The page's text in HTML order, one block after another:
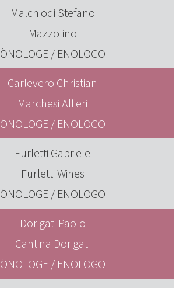
Malchiodi Stefano
Mazzolino
ÖNOLOGE / ENOLOGO
Carlevero Christian
Marchesi Alfieri
ÖNOLOGE / ENOLOGO
Furletti Gabriele
Furletti Wines
ÖNOLOGE / ENOLOGO
Dorigati Paolo
Cantina Dorigati
ÖNOLOGE / ENOLOGO